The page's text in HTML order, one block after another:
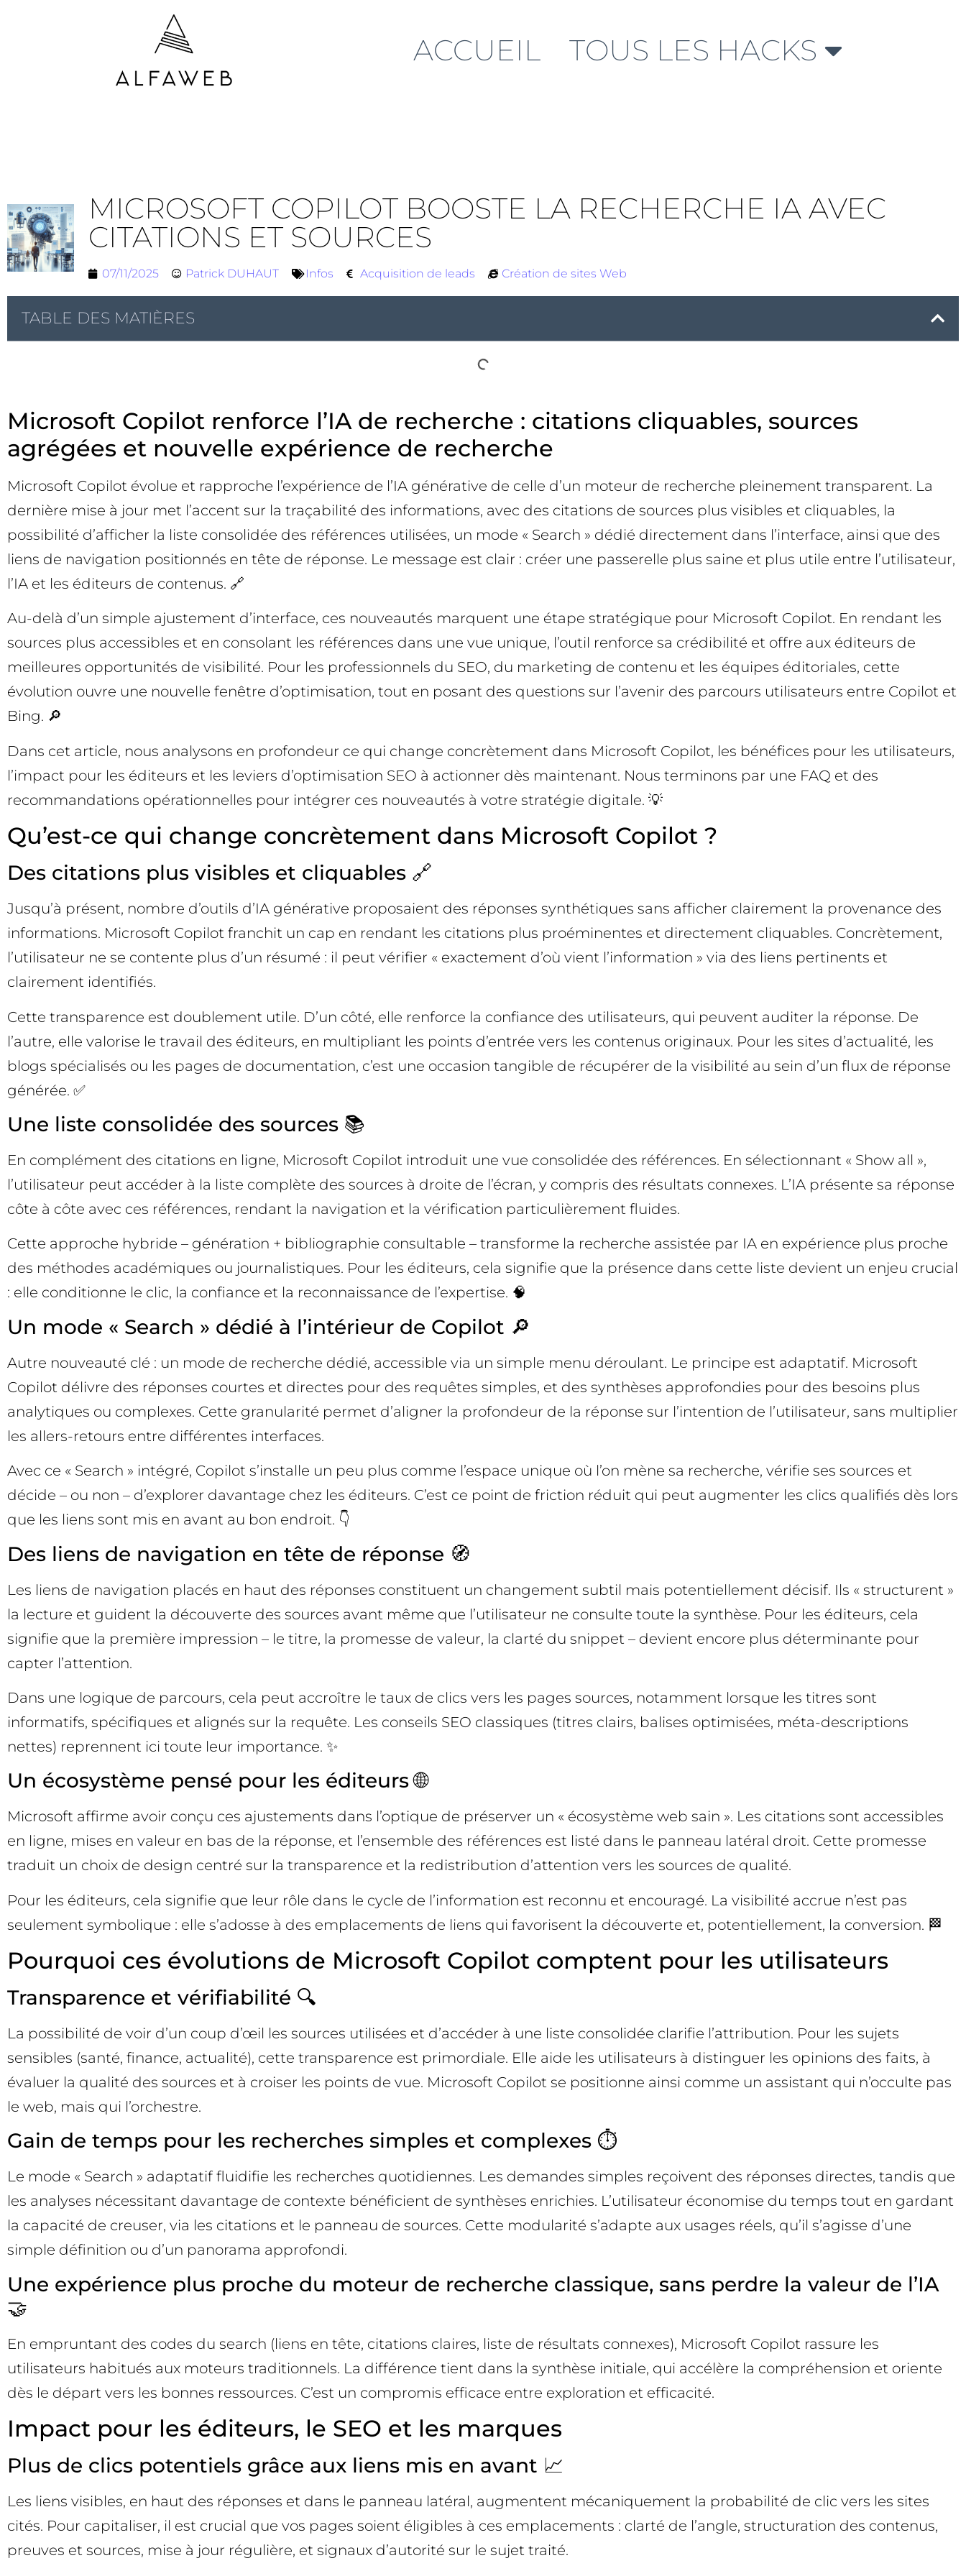
ACCUEIL TOUS LES HACKS
MICROSOFT COPILOT BOOSTE LA RECHERCHE IA AVEC
CITATIONS ET SOURCES
07/11/2025 Patrick DUHAUT Infos Acquisition de leads Création de sites Web
TABLE DES MATIÈRES
Microsoft Copilot renforce l’IA de recherche : citations cliquables, sources
agrégées et nouvelle expérience de recherche
Microsoft Copilot évolue et rapproche l’expérience de l’IA générative de celle d’un moteur de recherche pleinement transparent. La
dernière mise à jour met l’accent sur la traçabilité des informations, avec des citations de sources plus visibles et cliquables, la
possibilité d’afficher la liste consolidée des références utilisées, un mode « Search » dédié directement dans l’interface, ainsi que des
liens de navigation positionnés en tête de réponse. Le message est clair : créer une passerelle plus saine et plus utile entre l’utilisateur,
l’IA et les éditeurs de contenus. 🔗
Au-delà d’un simple ajustement d’interface, ces nouveautés marquent une étape stratégique pour Microsoft Copilot. En rendant les
sources plus accessibles et en consolant les références dans une vue unique, l’outil renforce sa crédibilité et offre aux éditeurs de
meilleures opportunités de visibilité. Pour les professionnels du SEO, du marketing de contenu et les équipes éditoriales, cette
évolution ouvre une nouvelle fenêtre d’optimisation, tout en posant des questions sur l’avenir des parcours utilisateurs entre Copilot et
Bing. 🔎
Dans cet article, nous analysons en profondeur ce qui change concrètement dans Microsoft Copilot, les bénéfices pour les utilisateurs,
l’impact pour les éditeurs et les leviers d’optimisation SEO à actionner dès maintenant. Nous terminons par une FAQ et des
recommandations opérationnelles pour intégrer ces nouveautés à votre stratégie digitale. 💡
Qu’est-ce qui change concrètement dans Microsoft Copilot ?
Des citations plus visibles et cliquables 🔗
Jusqu’à présent, nombre d’outils d’IA générative proposaient des réponses synthétiques sans afficher clairement la provenance des
informations. Microsoft Copilot franchit un cap en rendant les citations plus proéminentes et directement cliquables. Concrètement,
l’utilisateur ne se contente plus d’un résumé : il peut vérifier « exactement d’où vient l’information » via des liens pertinents et
clairement identifiés.
Cette transparence est doublement utile. D’un côté, elle renforce la confiance des utilisateurs, qui peuvent auditer la réponse. De
l’autre, elle valorise le travail des éditeurs, en multipliant les points d’entrée vers les contenus originaux. Pour les sites d’actualité, les
blogs spécialisés ou les pages de documentation, c’est une occasion tangible de récupérer de la visibilité au sein d’un flux de réponse
générée. ✅
Une liste consolidée des sources 📚
En complément des citations en ligne, Microsoft Copilot introduit une vue consolidée des références. En sélectionnant « Show all »,
l’utilisateur peut accéder à la liste complète des sources à droite de l’écran, y compris des résultats connexes. L’IA présente sa réponse
côte à côte avec ces références, rendant la navigation et la vérification particulièrement fluides.
Cette approche hybride – génération + bibliographie consultable – transforme la recherche assistée par IA en expérience plus proche
des méthodes académiques ou journalistiques. Pour les éditeurs, cela signifie que la présence dans cette liste devient un enjeu crucial
: elle conditionne le clic, la confiance et la reconnaissance de l’expertise. 🧠
Un mode « Search » dédié à l’intérieur de Copilot 🔎
Autre nouveauté clé : un mode de recherche dédié, accessible via un simple menu déroulant. Le principe est adaptatif. Microsoft
Copilot délivre des réponses courtes et directes pour des requêtes simples, et des synthèses approfondies pour des besoins plus
analytiques ou complexes. Cette granularité permet d’aligner la profondeur de la réponse sur l’intention de l’utilisateur, sans multiplier
les allers-retours entre différentes interfaces.
Avec ce « Search » intégré, Copilot s’installe un peu plus comme l’espace unique où l’on mène sa recherche, vérifie ses sources et
décide – ou non – d’explorer davantage chez les éditeurs. C’est ce point de friction réduit qui peut augmenter les clics qualifiés dès lors
que les liens sont mis en avant au bon endroit. 👇
Des liens de navigation en tête de réponse 🧭
Les liens de navigation placés en haut des réponses constituent un changement subtil mais potentiellement décisif. Ils « structurent »
la lecture et guident la découverte des sources avant même que l’utilisateur ne consulte toute la synthèse. Pour les éditeurs, cela
signifie que la première impression – le titre, la promesse de valeur, la clarté du snippet – devient encore plus déterminante pour
capter l’attention.
Dans une logique de parcours, cela peut accroître le taux de clics vers les pages sources, notamment lorsque les titres sont
informatifs, spécifiques et alignés sur la requête. Les conseils SEO classiques (titres clairs, balises optimisées, méta-descriptions
nettes) reprennent ici toute leur importance. ✨
Un écosystème pensé pour les éditeurs 🌐
Microsoft affirme avoir conçu ces ajustements dans l’optique de préserver un « écosystème web sain ». Les citations sont accessibles
en ligne, mises en valeur en bas de la réponse, et l’ensemble des références est listé dans le panneau latéral droit. Cette promesse
traduit un choix de design centré sur la transparence et la redistribution d’attention vers les sources de qualité.
Pour les éditeurs, cela signifie que leur rôle dans le cycle de l’information est reconnu et encouragé. La visibilité accrue n’est pas
seulement symbolique : elle s’adosse à des emplacements de liens qui favorisent la découverte et, potentiellement, la conversion. 🏁
Pourquoi ces évolutions de Microsoft Copilot comptent pour les utilisateurs
Transparence et vérifiabilité 🔍
La possibilité de voir d’un coup d’œil les sources utilisées et d’accéder à une liste consolidée clarifie l’attribution. Pour les sujets
sensibles (santé, finance, actualité), cette transparence est primordiale. Elle aide les utilisateurs à distinguer les opinions des faits, à
évaluer la qualité des sources et à croiser les points de vue. Microsoft Copilot se positionne ainsi comme un assistant qui n’occulte pas
le web, mais qui l’orchestre.
Gain de temps pour les recherches simples et complexes ⏱️
Le mode « Search » adaptatif fluidifie les recherches quotidiennes. Les demandes simples reçoivent des réponses directes, tandis que
les analyses nécessitant davantage de contexte bénéficient de synthèses enrichies. L’utilisateur économise du temps tout en gardant
la capacité de creuser, via les citations et le panneau de sources. Cette modularité s’adapte aux usages réels, qu’il s’agisse d’une
simple définition ou d’un panorama approfondi.
Une expérience plus proche du moteur de recherche classique, sans perdre la valeur de l’IA
🤝
En empruntant des codes du search (liens en tête, citations claires, liste de résultats connexes), Microsoft Copilot rassure les
utilisateurs habitués aux moteurs traditionnels. La différence tient dans la synthèse initiale, qui accélère la compréhension et oriente
dès le départ vers les bonnes ressources. C’est un compromis efficace entre exploration et efficacité.
Impact pour les éditeurs, le SEO et les marques
Plus de clics potentiels grâce aux liens mis en avant 📈
Les liens visibles, en haut des réponses et dans le panneau latéral, augmentent mécaniquement la probabilité de clic vers les sites
cités. Pour capitaliser, il est crucial que vos pages soient éligibles à ces emplacements : clarté de l’angle, structuration des contenus,
preuves et sources, mise à jour régulière, et signaux d’autorité sur le sujet traité.